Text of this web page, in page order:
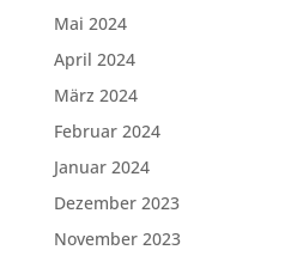
Mai 2024
April 2024
März 2024
Februar 2024
Januar 2024
Dezember 2023
November 2023